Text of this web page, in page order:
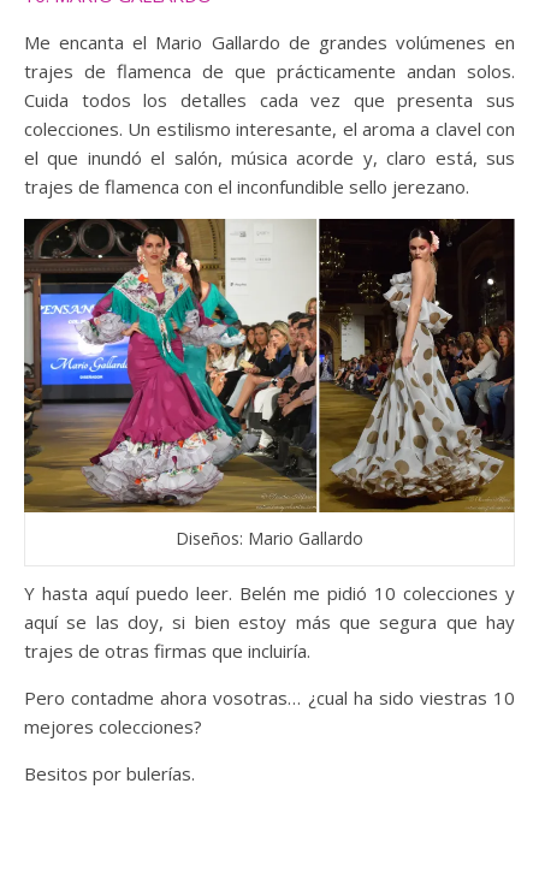
Me encanta el Mario Gallardo de grandes volúmenes en
trajes de flamenca de que prácticamente andan solos.
Cuida todos los detalles cada vez que presenta sus
colecciones. Un estilismo interesante, el aroma a clavel con
el que inundó el salón, música acorde y, claro está, sus
trajes de flamenca con el inconfundible sello jerezano.
Diseños: Mario Gallardo
Y hasta aquí puedo leer. Belén me pidió 10 colecciones y
aquí se las doy, si bien estoy más que segura que hay
trajes de otras firmas que incluiría.
Pero contadme ahora vosotras… ¿cual ha sido viestras 10
mejores colecciones?
Besitos por bulerías.